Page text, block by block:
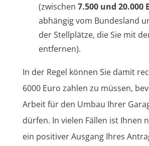
(zwischen 7.500 und 20.000
abhängig vom Bundesland
der Stellplätze, die Sie mit
entfernen).
In der Regel können Sie damit
6000 Euro zahlen zu müssen,
Arbeit für den Umbau Ihrer
dürfen. In vielen Fällen ist Ihnen
ein positiver Ausgang Ihres